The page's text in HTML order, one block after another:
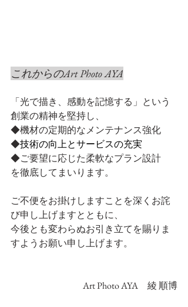
これからのArt Photo AYA
「光で描き、感動を記憶する」という
創業の精神を堅持し、
◆機材の定期的なメンテナンス強化
◆技術の向上とサービスの充実
◆ご要望に応じた柔軟なプラン設計
を徹底してまいります。
ご不便をお掛けしますことを深くお詫
び申し上げますとともに、
今後とも変わらぬお引き立てを賜りま
すようお願い申し上げます。
Art Photo AYA　綾 順博